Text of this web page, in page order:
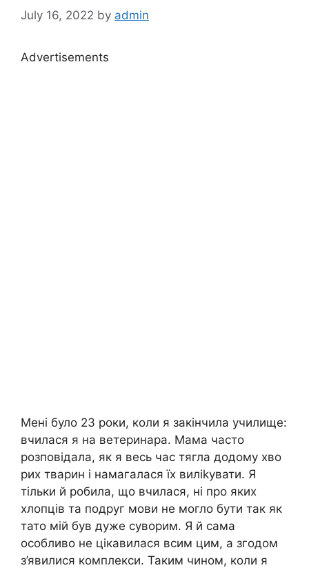
July 16, 2022 by admin
Advertisements
Мені було 23 роки, коли я закінчила училище:
вчилася я на ветеринара. Мама часто
розповідала, як я весь час тягла додому хво
рих тварин і намагалася їх виліkувати. Я
тільки й робила, що вчилася, ні про яких
хлопців та подруг мови не могло бути так як
тато мій був дуже суворим. Я й сама
особливо не цікавилася всим цим, а згодом
з’явилися комплекси. Таким чином, коли я